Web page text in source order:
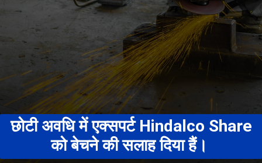
छोटी अवधि में एक्सपर्ट Hindalco Share
को बेचने की सलाह दिया हैं।